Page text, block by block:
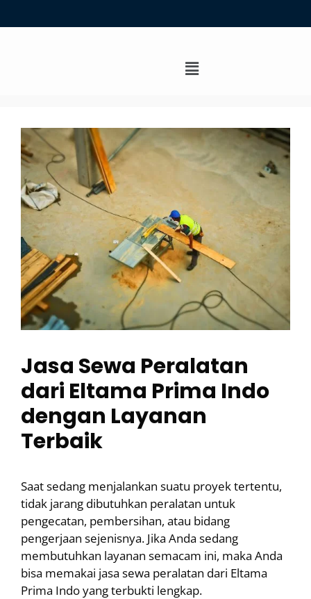
Jasa Sewa Peralatan
dari Eltama Prima Indo
dengan Layanan
Terbaik
Saat sedang menjalankan suatu proyek tertentu,
tidak jarang dibutuhkan peralatan untuk
pengecatan, pembersihan, atau bidang
pengerjaan sejenisnya. Jika Anda sedang
membutuhkan layanan semacam ini, maka Anda
bisa memakai jasa sewa peralatan dari Eltama
Prima Indo yang terbukti lengkap.